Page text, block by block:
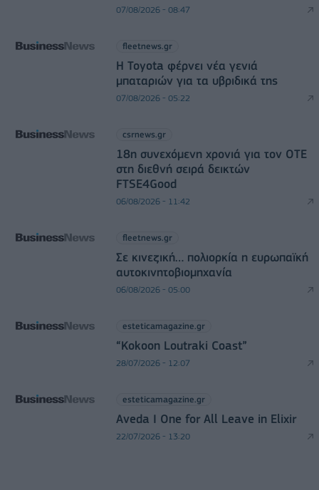
07/08/2026 - 08:47
fleetnews.gr
Η Toyota φέρνει νέα γενιά
μπαταριών για τα υβριδικά της
07/08/2026 - 05:22
csrnews.gr
18η συνεχόμενη χρονιά για τον ΟΤΕ
στη διεθνή σειρά δεικτών
FTSE4Good
06/08/2026 - 11:42
fleetnews.gr
Σε κινεζική… πολιορκία η ευρωπαϊκή
αυτοκινητοβιομηχανία
06/08/2026 - 05:00
esteticamagazine.gr
“Kokoon Loutraki Coast”
28/07/2026 - 12:07
esteticamagazine.gr
Aveda I One for All Leave in Elixir
22/07/2026 - 13:20